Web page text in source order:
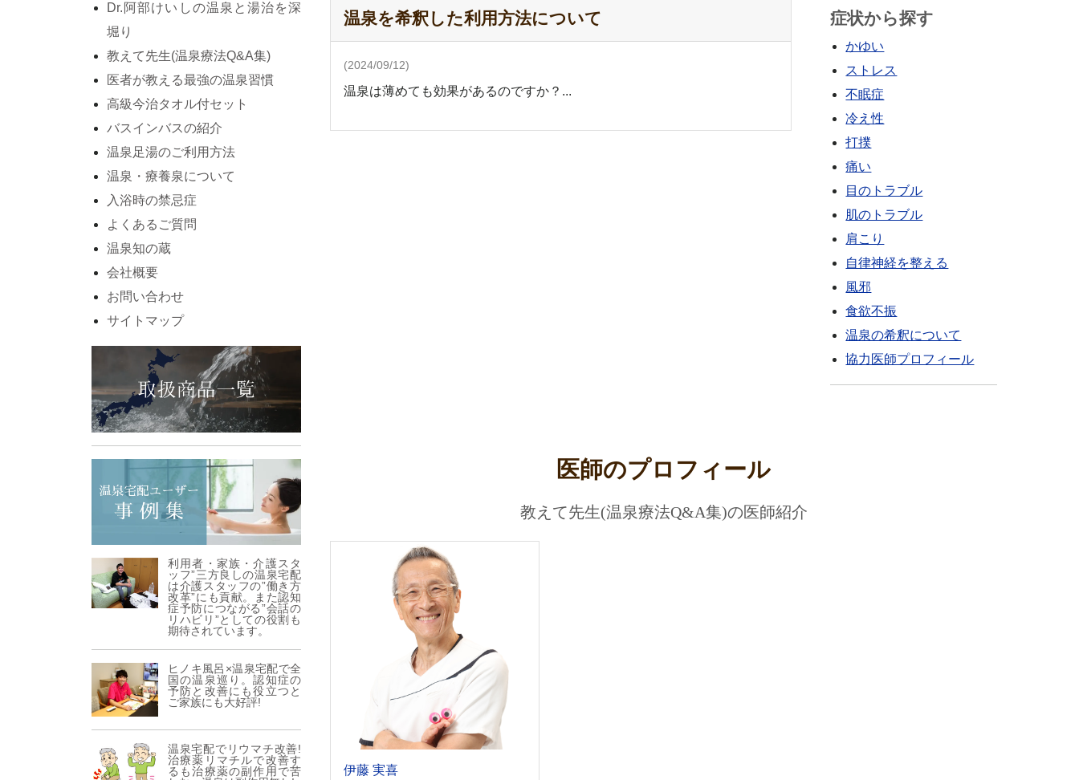
Dr.阿部けいしの温泉と湯治を深
堀り
教えて先生(温泉療法Q&A集)
医者が教える最強の温泉習慣
高級今治タオル付セット
バスインバスの紹介
温泉足湯のご利用方法
温泉・療養泉について
入浴時の禁忌症
よくあるご質問
温泉知の蔵
会社概要
お問い合わせ
サイトマップ
利用者・家族・介護スタ
ッフ”三方良しの温泉宅配
は介護スタッフの”働き方
改革”にも貢献。また認知
症予防につながる”会話の
リハビリ”としての役割も
期待されています。
ヒノキ風呂×温泉宅配で全
国の温泉巡り。認知症の
予防と改善にも役立つと
ご家族にも大好評!
温泉宅配でリウマチ改善!
治療薬リマチルで改善す
るも治療薬の副作用で苦
温泉を希釈した利用方法について
(2024/09/12)
温泉は薄めても効果があるのですか？...
症状から探す
かゆい
ストレス
不眠症
冷え性
打撲
痛い
目のトラブル
肌のトラブル
肩こり
自律神経を整える
風邪
食欲不振
温泉の希釈について
協力医師プロフィール
医師のプロフィール
教えて先生(温泉療法Q&A集)の医師紹介
伊藤 実喜